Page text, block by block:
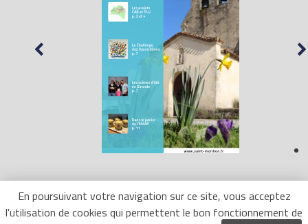
En poursuivant votre navigation sur ce site, vous acceptez
l'utilisation de cookies qui permettent le bon fonctionnement de
Mentions Légales - Site réalisé parLR Marketing